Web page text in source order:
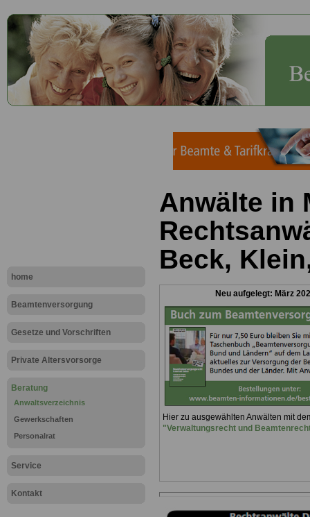
home
Beamtenversorgung
Gesetze und Vorschriften
Private Altersvorsorge
Beratung
Anwaltsverzeichnis
Gewerkschaften
Personalrat
Service
Kontakt
Anwälte in
Beck,
Neu aufgelegt: März
Hier zu ausgewählten Anwälten mit
"Verwaltungsrecht und